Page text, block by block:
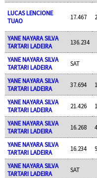
LUCAS LENCIONE
TUAO
17.467
YANE NAYARA SILVA
TARTARI LADEIRA
136.234
YANE NAYARA SILVA
TARTARI LADEIRA
SAT
YANE NAYARA SILVA
TARTARI LADEIRA
37.694
YANE NAYARA SILVA
TARTARI LADEIRA
21.426
YANE NAYARA SILVA
TARTARI LADEIRA
16.268
YANE NAYARA SILVA
TARTARI LADEIRA
16.234
YANE NAYARA SILVA
TARTARI LADEIRA
SAT